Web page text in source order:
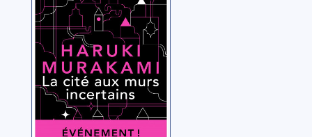
Murakami, Haruki